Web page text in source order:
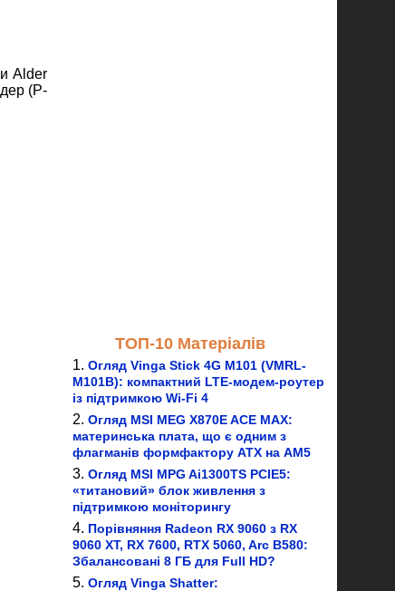
Alder
(P-
ТОП-10 Матеріалів
Огляд Vinga Stick 4G M101 (VMRL-
M101B): компактний LTE-модем-роутер
із підтримкою Wi-Fi 4
Огляд MSI MEG X870E ACE MAX:
материнська плата, що є одним з
флагманів формфактору ATX на AM5
Огляд MSI MPG Ai1300TS PCIE5:
«титановий» блок живлення з
підтримкою моніторингу
Порівняння Radeon RX 9060 з RX
9060 XT, RX 7600, RTX 5060, Arc B580:
Збалансовані 8 ГБ для Full HD?
Огляд Vinga Shatter: